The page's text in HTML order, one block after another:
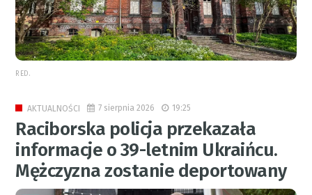
RED.
AKTUALNOŚCI 7 sierpnia 2026 19:25
Raciborska policja przekazała
informacje o 39-letnim Ukraińcu.
Mężczyzna zostanie deportowany